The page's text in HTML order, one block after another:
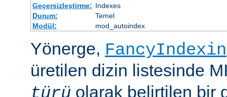
Geçersizleştirme: Indexes
Durum:
Temel
Modül:
mod_autoindex
Yönerge,
üretilen dizin listesinde
olarak belirtilen bir